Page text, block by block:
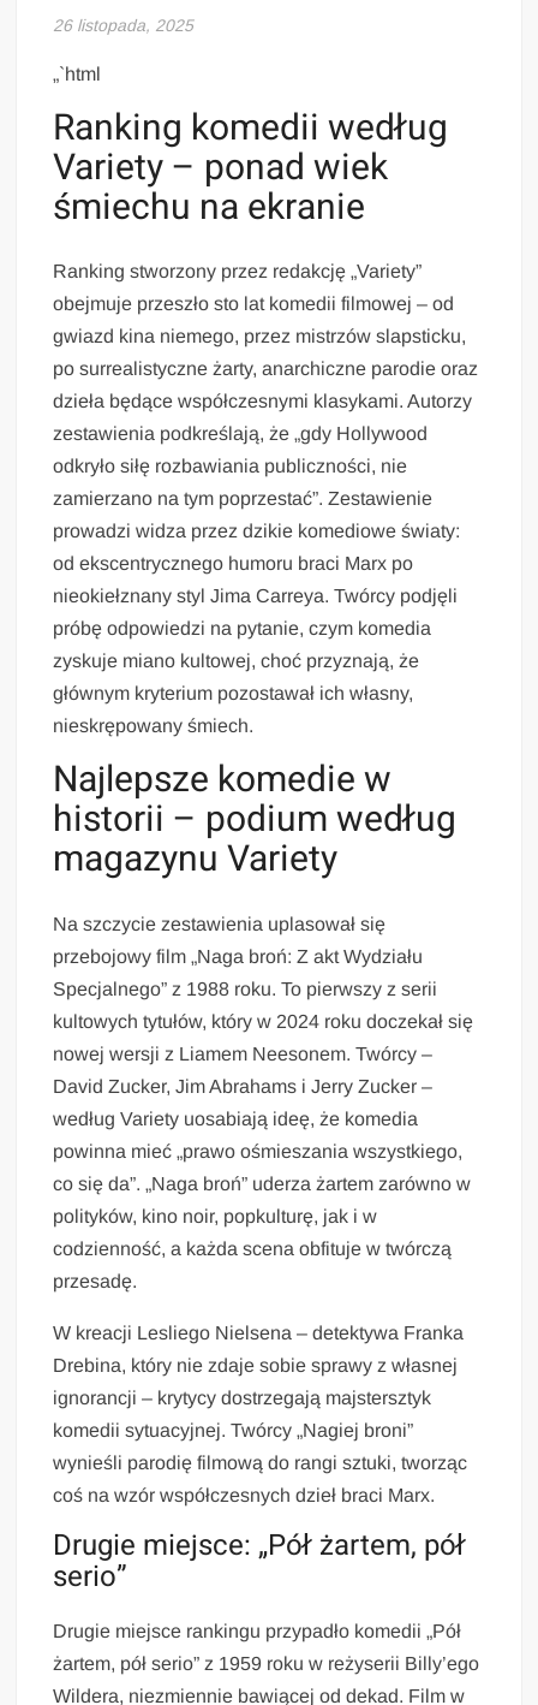
26 listopada, 2025
„`html
Ranking komedii według
Variety – ponad wiek
śmiechu na ekranie
Ranking stworzony przez redakcję „Variety”
obejmuje przeszło sto lat komedii filmowej – od
gwiazd kina niemego, przez mistrzów slapsticku,
po surrealistyczne żarty, anarchiczne parodie oraz
dzieła będące współczesnymi klasykami. Autorzy
zestawienia podkreślają, że „gdy Hollywood
odkryło siłę rozbawiania publiczności, nie
zamierzano na tym poprzestać”. Zestawienie
prowadzi widza przez dzikie komediowe światy:
od ekscentrycznego humoru braci Marx po
nieokiełznany styl Jima Carreya. Twórcy podjęli
próbę odpowiedzi na pytanie, czym komedia
zyskuje miano kultowej, choć przyznają, że
głównym kryterium pozostawał ich własny,
nieskrępowany śmiech.
Najlepsze komedie w
historii – podium według
magazynu Variety
Na szczycie zestawienia uplasował się
przebojowy film „Naga broń: Z akt Wydziału
Specjalnego” z 1988 roku. To pierwszy z serii
kultowych tytułów, który w 2024 roku doczekał się
nowej wersji z Liamem Neesonem. Twórcy –
David Zucker, Jim Abrahams i Jerry Zucker –
według Variety uosabiają ideę, że komedia
powinna mieć „prawo ośmieszania wszystkiego,
co się da”. „Naga broń” uderza żartem zarówno w
polityków, kino noir, popkulturę, jak i w
codzienność, a każda scena obfituje w twórczą
przesadę.
W kreacji Lesliego Nielsena – detektywa Franka
Drebina, który nie zdaje sobie sprawy z własnej
ignorancji – krytycy dostrzegają majstersztyk
komedii sytuacyjnej. Twórcy „Nagiej broni”
wynieśli parodię filmową do rangi sztuki, tworząc
coś na wzór współczesnych dzieł braci Marx.
Drugie miejsce: „Pół żartem, pół
serio”
Drugie miejsce rankingu przypadło komedii „Pół
żartem, pół serio” z 1959 roku w reżyserii Billy’ego
Wildera, niezmiennie bawiącej od dekad. Film w